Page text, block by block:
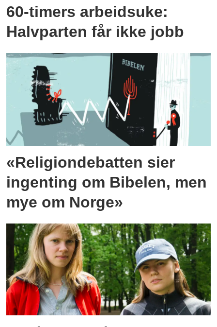
60-timers arbeidsuke:
Halvparten får ikke jobb
«Religiondebatten sier
ingenting om Bibelen, men
mye om Norge»